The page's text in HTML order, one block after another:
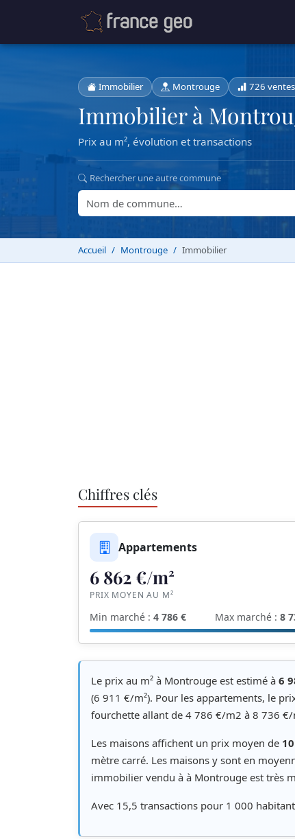
Immobilier Montrouge 726
Immobilier à
Prix au m², évolution et transactions
Rechercher une autre commune
Accueil Montrouge Immobilier
Chiffres clés
Appartements
6 862 €/m²
PRIX MOYEN AU M²
Min marché : 4 786 € Max marché : 8
Le prix au m² à Montrouge est estimé à 6
(6 911 €/m²). Pour les appartements, le
fourchette allant de 4 786 €/m2 à 8 736
Les maisons affichent un prix moyen de
mètre carré. Les maisons y sont en
immobilier vendu à à Montrouge est très
Avec 15,5 transactions pour 1 000